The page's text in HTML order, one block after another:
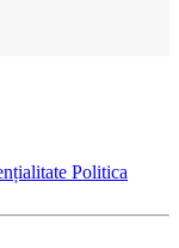
Politica